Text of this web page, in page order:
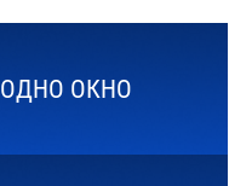
ОДНО ОКНО